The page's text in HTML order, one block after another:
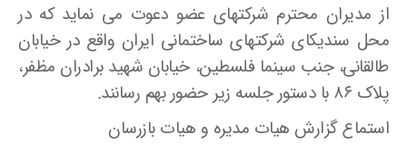
از مدیران محترم شرکتهای عضو دعوت می نماید که در
محل سندیکای شرکتهای ساختمانی ایران واقع در خیابان
طالقانی، جنب سینما فلسطین، خیابان شهید برادران مظفر،
پلاک ۸۶ با دستور جلسه زیر حضور بهم رسانند.
استماع گزارش هیات مدیره و هیات بازرسان